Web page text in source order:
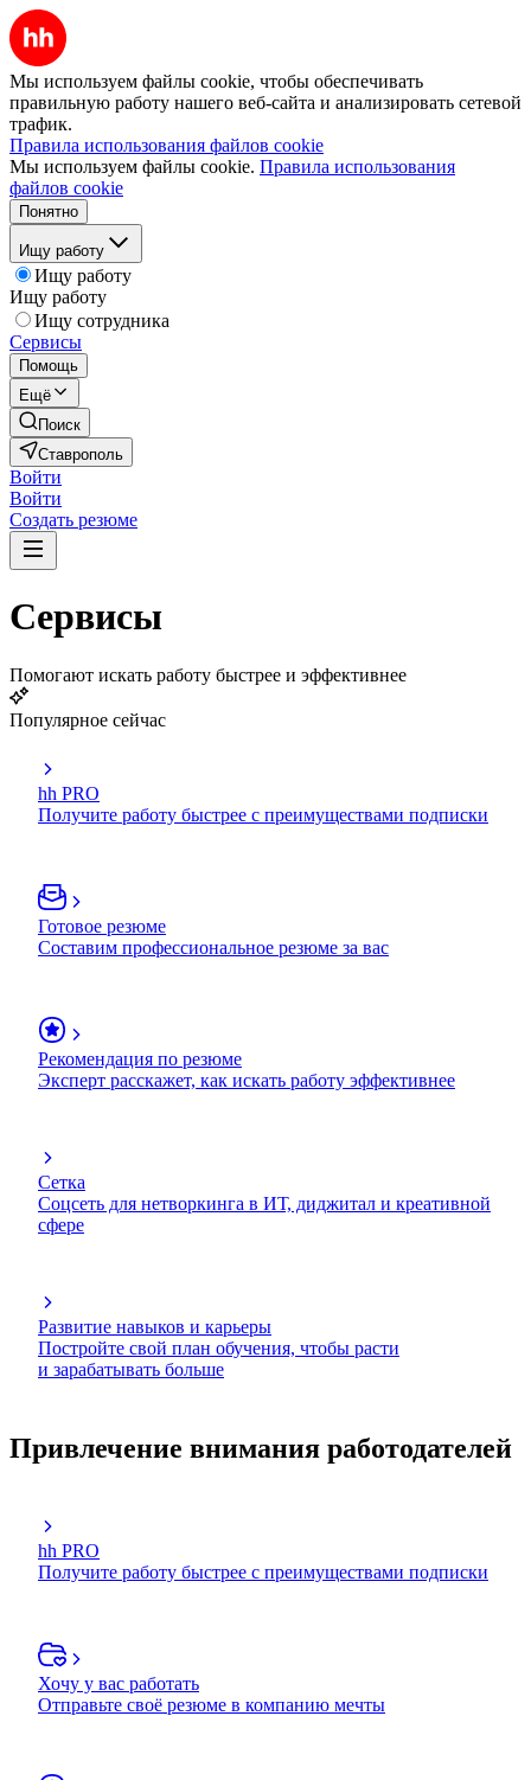
Мы используем файлы cookie, чтобы обеспечивать
правильную работу нашего веб-сайта и анализировать сетевой
трафик.
Правила использования файлов cookie
Мы используем файлы cookie. Правила использования
файлов cookie
Понятно
Ищу работу
Ищу работу
Ищу работу
Ищу сотрудника
Сервисы
Помощь
Ещё
Поиск
Ставрополь
Войти
Войти
Создать резюме
Сервисы
Помогают искать работу быстрее и эффективнее
Популярное сейчас
hh PRO
Получите работу быстрее с преимуществами подписки
Готовое резюме
Составим профессиональное резюме за вас
Рекомендация по резюме
Эксперт расскажет, как искать работу эффективнее
Сетка
Соцсеть для нетворкинга в ИТ, диджитал и креативной
сфере
Развитие навыков и карьеры
Постройте свой план обучения, чтобы расти
и зарабатывать больше
Привлечение внимания работодателей
hh PRO
Получите работу быстрее с преимуществами подписки
Хочу у вас работать
Отправьте своё резюме в компанию мечты